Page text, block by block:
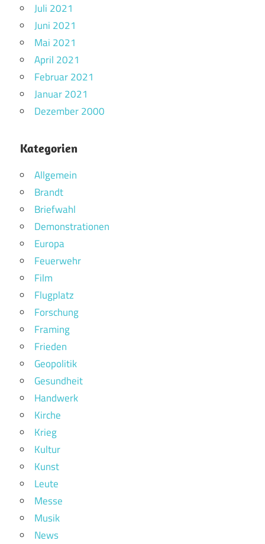
Juli 2021
Juni 2021
Mai 2021
April 2021
Februar 2021
Januar 2021
Dezember 2000
Kategorien
Allgemein
Brandt
Briefwahl
Demonstrationen
Europa
Feuerwehr
Film
Flugplatz
Forschung
Framing
Frieden
Geopolitik
Gesundheit
Handwerk
Kirche
Krieg
Kultur
Kunst
Leute
Messe
Musik
News